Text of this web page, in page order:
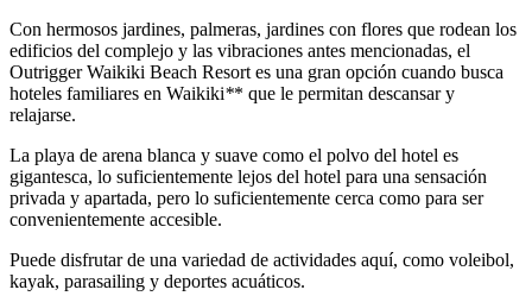
Con hermosos jardines, palmeras, jardines con flores que rodean los
edificios del complejo y las vibraciones antes mencionadas, el
Outrigger Waikiki Beach Resort es una gran opción cuando busca
hoteles familiares en Waikiki** que le permitan descansar y
relajarse.
La playa de arena blanca y suave como el polvo del hotel es
gigantesca, lo suficientemente lejos del hotel para una sensación
privada y apartada, pero lo suficientemente cerca como para ser
convenientemente accesible.
Puede disfrutar de una variedad de actividades aquí, como voleibol,
kayak, parasailing y deportes acuáticos.